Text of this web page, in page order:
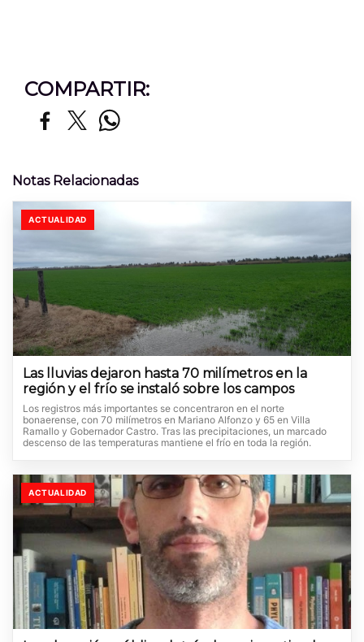
COMPARTIR:
Notas Relacionadas
ACTUALIDAD
Las lluvias dejaron hasta 70 milímetros en la
región y el frío se instaló sobre los campos
Los registros más importantes se concentraron en el norte
bonaerense, con 70 milímetros en Mariano Alfonzo y 65 en Villa
Ramallo y Gobernador Castro. Tras las precipitaciones, un marcado
descenso de las temperaturas mantiene el frío en toda la región.
ACTUALIDAD